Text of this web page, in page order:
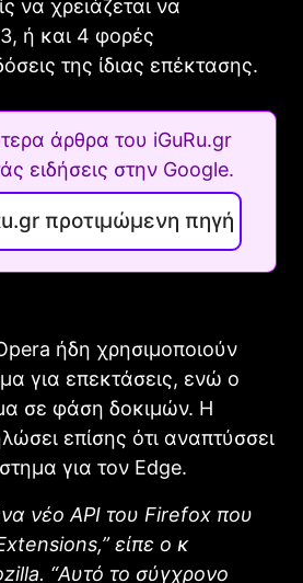
να χρειάζεται να
ή και 4 φορές
της ίδιας επέκτασης.
άρθρα του iGuRu.gr
ειδήσεις στην Google.
προτιμώμενη πηγή
ήδη χρησιμοποιούν
για επεκτάσεις, ενώ ο
σε φάση δοκιμών. Η
επίσης ότι αναπτύσσει
για τον Edge.
νέο API του Firefox που
είπε ο κ
“Αυτό το σύγχρονο